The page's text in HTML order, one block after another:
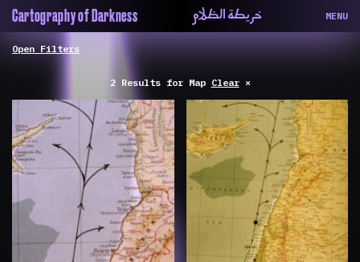
Cartography of Darkness خريطة الظلام MENU
About
الحاوية
Contributors
المساهمين
Colophon
التختيم
2 Results forMap Clear×